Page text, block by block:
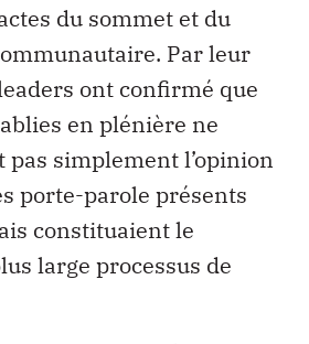
du sommet et du
Par leur
ont confirmé que
en plénière ne
simplement l’opinion
porte-parole présents
constituaient le
large processus de